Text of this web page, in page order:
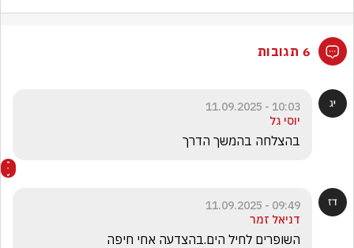
6 תגובות
10:03 - 11.09.2025
יוסי גל
בהצלחה בהמשך הדרך
09:49 - 11.09.2025
דניאל זמר
השופרים לחיל הים.בהצדעה אחי חיפה